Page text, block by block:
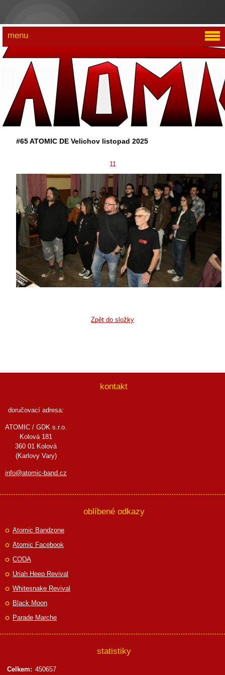
#65 ATOMIC DE Velichov listopad 2025
11
Zpět do složky
menu
kontakt
doručovací adresa:
ATOMIC / GDK s.r.o.
Kolová 181
360 01 Kolová
(Karlovy Vary)
info@atomic-band.cz
oblíbené odkazy
Atomic Bandzone
Atomic Facebook
CODA
Uriah Heep Revival
Whitesnake Revival
Black Moon
Parade Marche
statistiky
Celkem: 450657